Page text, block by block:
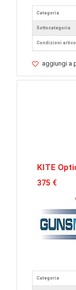
Categoria
Sottocategoria
Condizioni
aggiungi a
KITE
375 €
Categoria